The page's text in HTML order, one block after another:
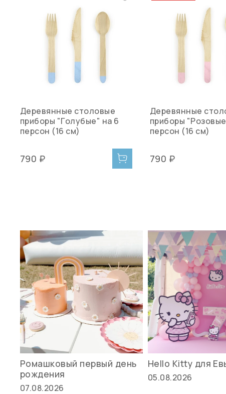
Деревянные столовые
приборы "Голубые" на 6
персон (16 см)
790 ₽
Деревянные
приборы
персон (16 см)
790 ₽
Ромашковый первый день
рождения
07.08.2026
Hello Kitty для
05.08.2026